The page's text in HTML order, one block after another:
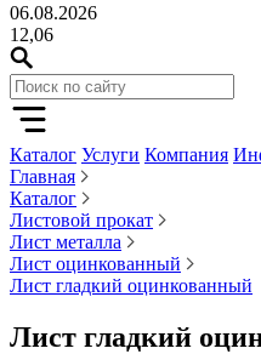
06.08.2026
12,06
Каталог Услуги Компания
Главная
Каталог
Листовой прокат
Лист металла
Лист оцинкованный
Лист гладкий оцинкованный
Лист гладкий